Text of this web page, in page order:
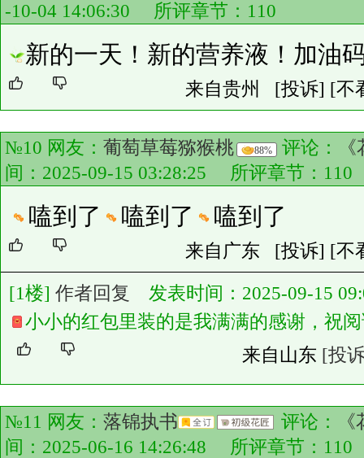
-10-04 14:06:30 所评章节： 110
新的一天！新的营养液！加油
来自贵州 [投诉] [不
№10 网友： 葡萄草莓猕猴桃 88% 评论：
间：2025-09-15 03:28:25 所评章节： 110
嗑到了 嗑到了 嗑到了
来自广东 [投诉] [不
[1楼] 作者回复
发表时间：2025-09-15
小小的红包里装的是我满满的感谢，祝
来自山东 [投
№11 网友： 落锦执书 评论：
间：2025-06-16 14:26:48 所评章节： 110